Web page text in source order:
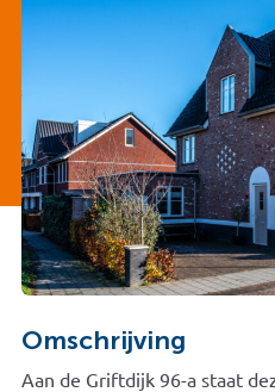
Omschrijving
Aan de Griftdijk 96-a staat